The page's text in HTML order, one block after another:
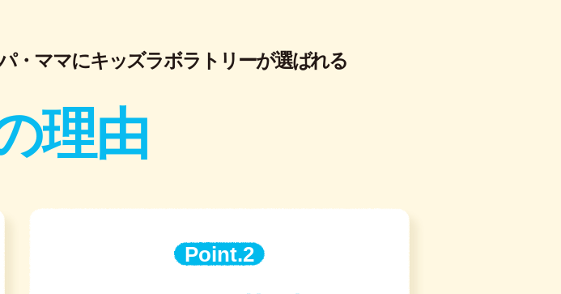
・ママにキッズラボラトリーが選ばれる
理由
Point.2